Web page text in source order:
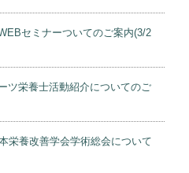
セミナーついてのご案内(3/2
ツ栄養士活動紹介についてのご
栄養改善学会学術総会について